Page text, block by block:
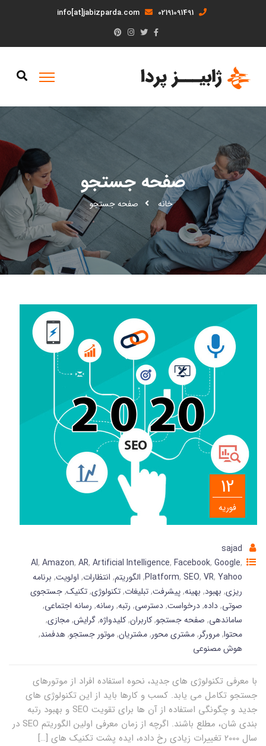
02191091491
info[at]jabizparda.com
صفحه جستجو
خانه صفحه جستجو
12
فوریه
sajad
AI, Amazon, AR, Artificial Intelligence, Facebook, Google,
Platform, SEO, VR, Yahoo
, الگوریتم, انتظارات, اولویت, برنامه
ریزی, بهبود, بهینه,پیشرفت,تبلیغات,تکنولوژی,تکنیک,جستجوی
صوتی,داده,درخواست,دسترسی, رتبه, رسانه, رسانه اجتماعی,
ساماندهی, صفحه جستجو,کاربران,کلیدواژه,گرایش,مجازی,
محتوا,مرورگر,مشتری محور,مشتریان,موتور جستجو,هدفمند,
هوش مصنوعی
با معرفی تکنولوژی های جدید، نحوه استفاده افراد از موتورهای
جستجو تکامل می یابد. کسب و کارها باید از این تکنولوژی های
جدید و چگونگی استفاده از آن ها برای تقویت SEO و بهبود رتبه
بندی شان، مطلع باشند. اگرچه از زمان معرفی اولین الگوریتم SEO در
سال 2000 تغییرات زیادی رخ داده، ایده پشت تکنیک های […]